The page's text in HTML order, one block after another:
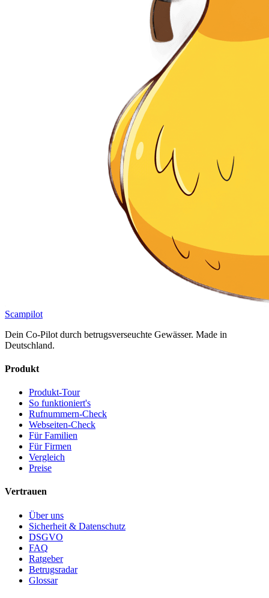
Scampilot
Dein Co-Pilot durch betrugsverseuchte Gewässer. Made in
Deutschland.
Produkt
Produkt-Tour
So funktioniert's
Rufnummern-Check
Webseiten-Check
Für Familien
Für Firmen
Vergleich
Preise
Vertrauen
Über uns
Sicherheit & Datenschutz
DSGVO
FAQ
Ratgeber
Betrugsradar
Glossar